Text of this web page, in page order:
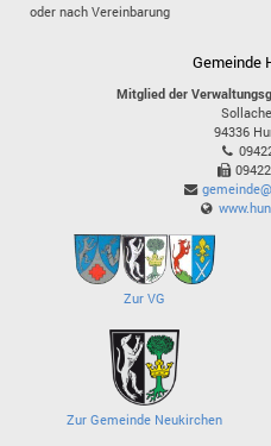
oder nach Vereinbarung
Gemeinde
Mitglied der
94336
Zur VG
Zur Gemeinde Neukirchen